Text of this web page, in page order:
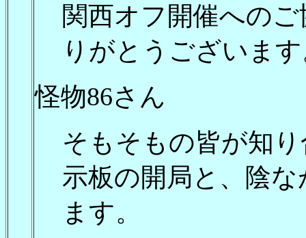
関西オフ開催への
りがとうございま
怪物86さん
そもそもの皆が知
示板の開局と、陰
ます。